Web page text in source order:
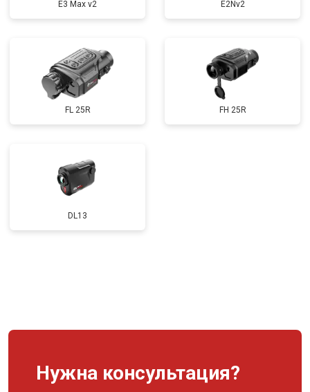
E3 Max v2 E2Nv2
FL 25R FH 25R
DL13
Нужна консультация?